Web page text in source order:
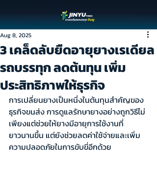
3 เคล็ดลับยืดอายุยางเรเดียล
รถบรรทุก ลดต้นทุน เพิ่ม
ประสิทธิภาพให้ธุรกิจ
Aug 8, 2025
การเปลี่ยนยางเป็นหนึ่งในต้นทุนสำคัญของ
ธุรกิจขนส่ง การดูแลรักษายางอย่างถูกวิธีไม่
เพียงแต่ช่วยให้ยางมีอายุการใช้งานที่
ยาวนานขึ้น แต่ยังช่วยลดค่าใช้จ่ายและเพิ่ม
ความปลอดภัยในการขับขี่อีกด้วย